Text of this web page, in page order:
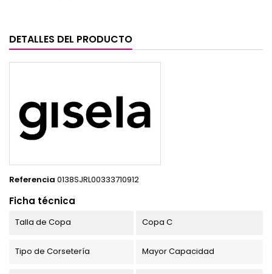
DETALLES DEL PRODUCTO
Referencia 0138SJRL00333710912
Ficha técnica
Talla de Copa Copa C
Tipo de Corsetería Mayor Capacidad